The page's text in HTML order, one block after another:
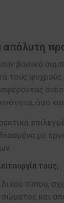
απόλυτη
βασικό
τους
όσο
με
τους;
τύπου,
και